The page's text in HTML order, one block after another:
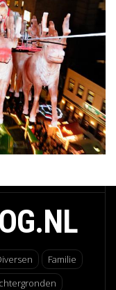
Familie